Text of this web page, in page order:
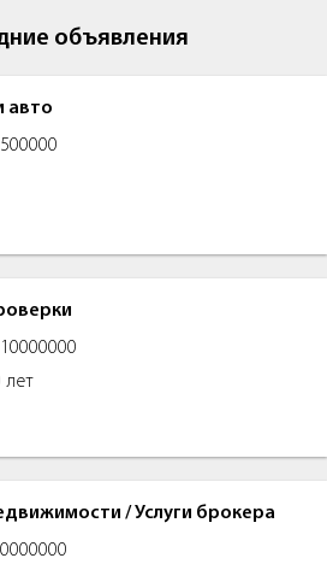
объявления
авто
лет
/ Услуги брокера